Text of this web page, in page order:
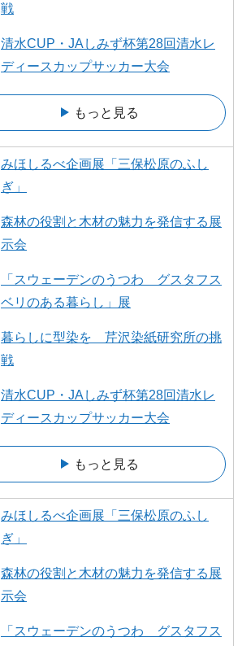
戦
清水CUP・JAしみず杯第28回清水レ
ディースカップサッカー大会
もっと見る
みほしるべ企画展「三保松原のふし
ぎ」
森林の役割と木材の魅力を発信する展
示会
「スウェーデンのうつわ グスタフス
ベリのある暮らし」展
暮らしに型染を 芹沢染紙研究所の挑
戦
清水CUP・JAしみず杯第28回清水レ
ディースカップサッカー大会
もっと見る
みほしるべ企画展「三保松原のふし
ぎ」
森林の役割と木材の魅力を発信する展
示会
「スウェーデンのうつわ グスタフス